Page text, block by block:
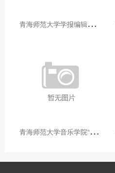
青
海师范大学学报编辑部赴大通县城关镇上毛佰胜村开展帮扶慰问活动
青
海师范大学音乐学院“青舞华章”本科舞蹈专业中期汇报圆满落幕